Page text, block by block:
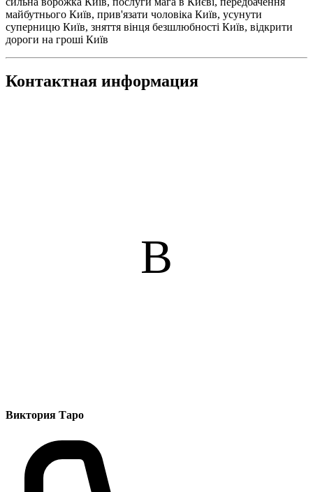
майбутнього Київ, прив'язати чоловіка Київ, усунути
суперницю Київ, зняття вінця безшлюбності Київ, відкрити
дороги на гроші Київ
Контактная информация
В
Виктория Таро